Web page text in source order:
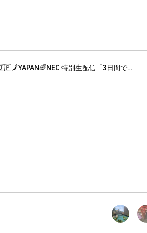
日本文明とその現実🇯🇵🗾YAPAN🌈NEO 特別生配信「3日間で見たとんでもない景色」